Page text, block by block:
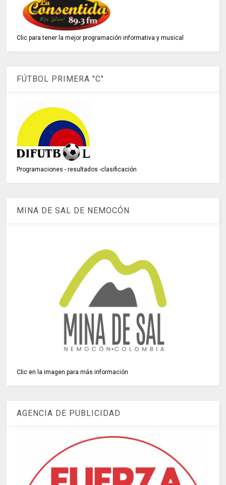
Clic para tener la mejor programación informativa y musical
FÚTBOL PRIMERA "C"
Programaciones - resultados -clasificación
MINA DE SAL DE NEMOCÓN
Clic en la imagen para más información
AGENCIA DE PUBLICIDAD